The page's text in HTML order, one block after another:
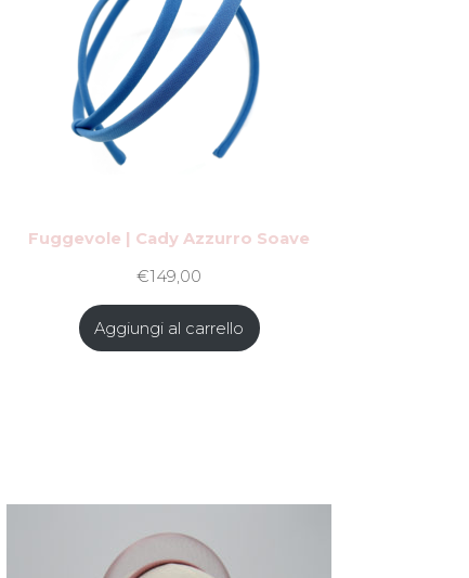
Fuggevole | Cady Azzurro Soave
€149,00
Aggiungi al carrello